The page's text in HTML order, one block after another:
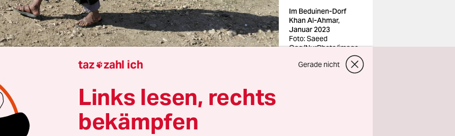
Im Beduinen-Dorf
Khan Al-Ahmar,
Januar 2023
Foto: Saeed
Qaq/NurPhoto/imago
Bilanceri
Vorgänge, die auf den ersten Blick wenig miteinander zu
taz zahl ich Gerade nicht
Links lesen, rechts
bekämpfen